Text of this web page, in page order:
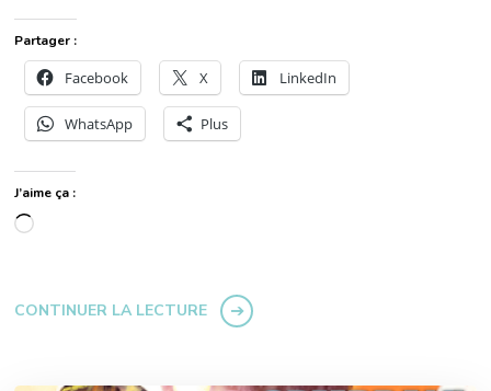
Partager :
Facebook X LinkedIn
WhatsApp Plus
J’aime ça :
Chargement…
CONTINUER LA LECTURE